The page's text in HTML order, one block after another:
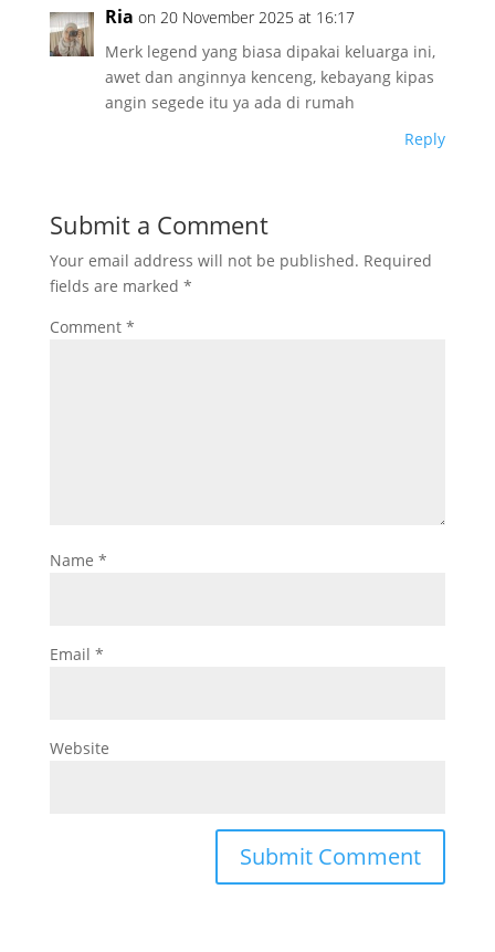
Ria on 20 November 2025 at 16:17
Merk legend yang biasa dipakai keluarga ini,
awet dan anginnya kenceng, kebayang kipas
angin segede itu ya ada di rumah
Reply
Submit a Comment
Your email address will not be published. Required
fields are marked *
Comment *
Name *
Email *
Website